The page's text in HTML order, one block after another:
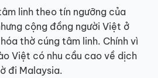
linh theo tín ngưỡng của
cộng đồng người Việt ở
thờ cúng tâm linh. Chính vì
Việt có nhu cầu cao về dịch
đi Malaysia.